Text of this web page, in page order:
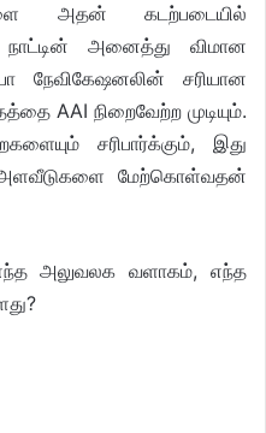
அதன் கடற்படையில்
நாட்டின் அனைத்து விமான
நேவிகேஷனலின் சரியான
AAI நிறைவேற்ற முடியும்.
சரிபார்க்கும், இது
மேற்கொள்வதன்
அலுவலக வளாகம், எந்த